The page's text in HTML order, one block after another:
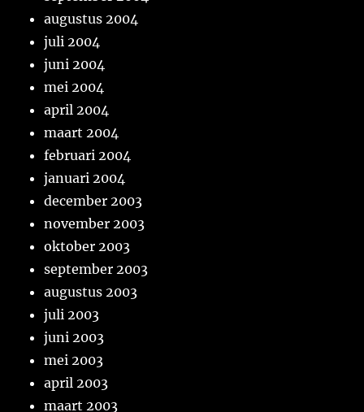
augustus 2004
juli 2004
juni 2004
mei 2004
april 2004
maart 2004
februari 2004
januari 2004
december 2003
november 2003
oktober 2003
september 2003
augustus 2003
juli 2003
juni 2003
mei 2003
april 2003
maart 2003